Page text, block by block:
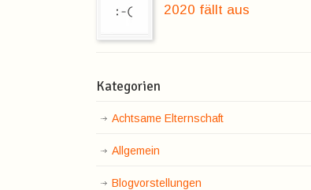
2020 fällt aus
Kategorien
Achtsame Elternschaft
Allgemein
Blogvorstellungen